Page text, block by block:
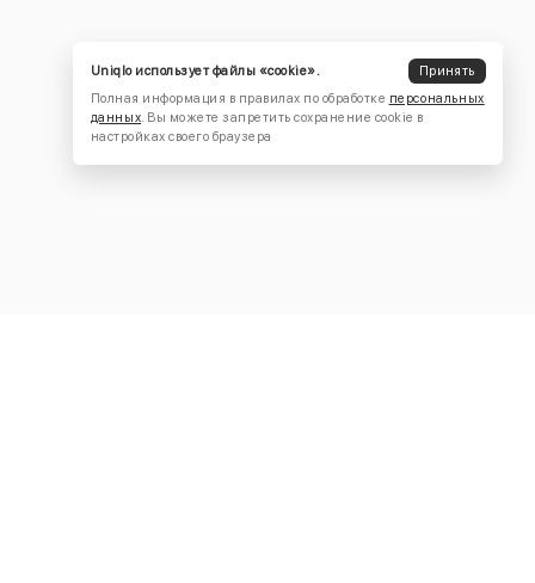
Uniqlo использует файлы «cookie».
Принять
Полная информация в правилах по обработке персональных
данных. Вы можете запретить сохранение cookie в
настройках своего браузера